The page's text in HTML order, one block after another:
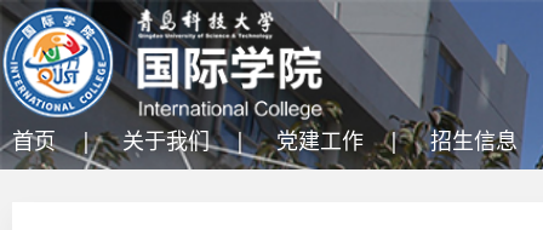
首页 | 关于我们 | 党建工作 | 招生信息